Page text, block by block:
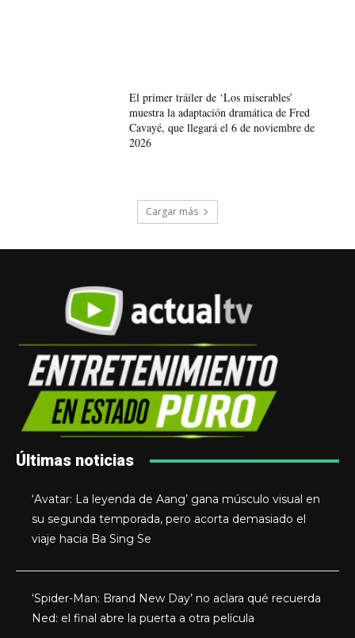
El primer tráiler de ‘Los miserables’
muestra la adaptación dramática de Fred
Cavayé, que llegará el 6 de noviembre de
2026
Cargar más
Últimas noticias
‘Avatar: La leyenda de Aang’ gana músculo visual en
su segunda temporada, pero acorta demasiado el
viaje hacia Ba Sing Se
‘Spider-Man: Brand New Day’ no aclara qué recuerda
Ned: el final abre la puerta a otra película